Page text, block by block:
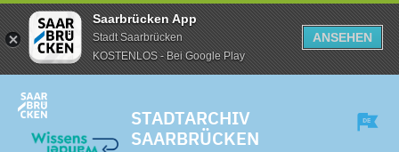
Saarbrücken App
Stadt Saarbrücken
KOSTENLOS - Bei Google Play
ANSEHEN
STADTARCHIV
SAARBRÜCKEN